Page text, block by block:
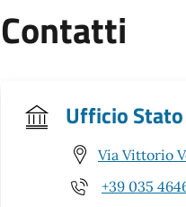
Contatti
Ufficio
Via Vittorio
+39 035